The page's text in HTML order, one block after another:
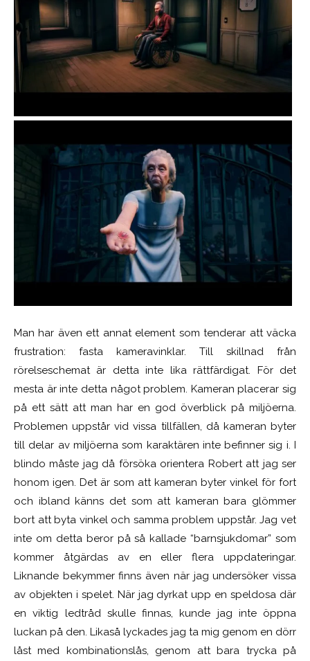
Man har även ett annat element som tenderar att väcka
frustration: fasta kameravinklar. Till skillnad från
rörelseschemat är detta inte lika rättfärdigat. För det
mesta är inte detta något problem. Kameran placerar sig
på ett sätt att man har en god överblick på miljöerna.
Problemen uppstår vid vissa tillfällen, då kameran byter
till delar av miljöerna som karaktären inte befinner sig i. I
blindo måste jag då försöka orientera Robert att jag ser
honom igen. Det är som att kameran byter vinkel för fort
och ibland känns det som att kameran bara glömmer
bort att byta vinkel och samma problem uppstår. Jag vet
inte om detta beror på så kallade “barnsjukdomar” som
kommer åtgärdas av en eller flera uppdateringar.
Liknande bekymmer finns även när jag undersöker vissa
av objekten i spelet. När jag dyrkat upp en speldosa där
en viktig ledtråd skulle finnas, kunde jag inte öppna
luckan på den. Likaså lyckades jag ta mig genom en dörr
låst med kombinationslås, genom att bara trycka på